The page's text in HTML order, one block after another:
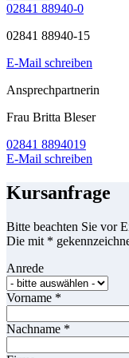
02841 88940-0
02841 88940-15
E-Mail schreiben
Ansprechpartnerin
Frau Britta Bleser
02841 8894019
E-Mail schreiben
Kursanfrage
Bitte beachten Sie vor
Die mit *
Anrede
Vorname *
Nachname *